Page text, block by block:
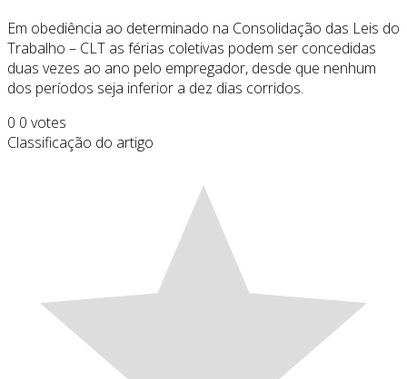
Em obediência ao determinado na Consolidação das Leis do
Trabalho – CLT as férias coletivas podem ser concedidas
duas vezes ao ano pelo empregador, desde que nenhum
dos períodos seja inferior a dez dias corridos.
0 0 votes
Classificação do artigo